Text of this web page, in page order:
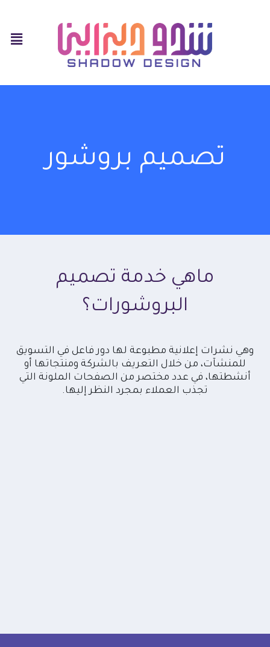
تصميم بروشور
ماهي خدمة تصميم
البروشورات؟
وهي نشرات إعلانية مطبوعة لها دور فاعل في التسويق
للمنشآت، من خلال التعريف بالشركة ومنتجاتها أو
أنشطتها، في عدد مختصر من الصفحات الملونة التي
تجذب العملاء بمجرد النظر إليها.